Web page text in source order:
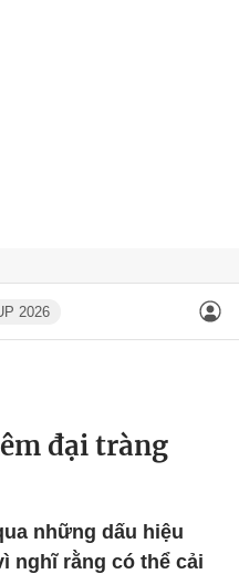
2026
đại tràng
những dấu hiệu
nghĩ rằng có thể cải